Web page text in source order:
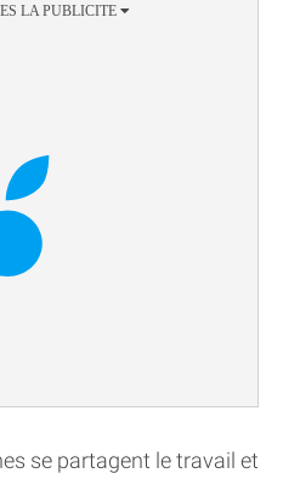
se partagent le travail et